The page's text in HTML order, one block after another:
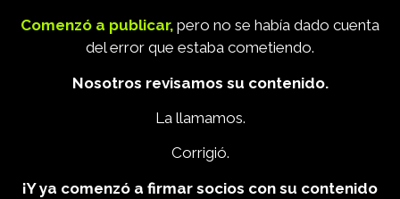
Comenzó a publicar, pero no se había dado cuenta
del error que estaba cometiendo.
Nosotros revisamos su contenido.
La llamamos.
Corrigió.
¡Y ya comenzó a firmar socios con su contenido